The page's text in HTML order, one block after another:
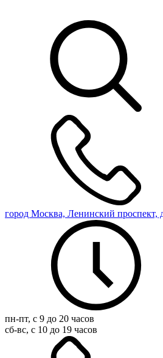
город Москва, Ленинский проспект,
пн-пт, с 9 до 20 часов
сб-вс, с 10 до 19 часов